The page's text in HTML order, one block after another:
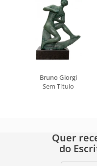
Bruno Giorgi
Sem Título
Quer
do